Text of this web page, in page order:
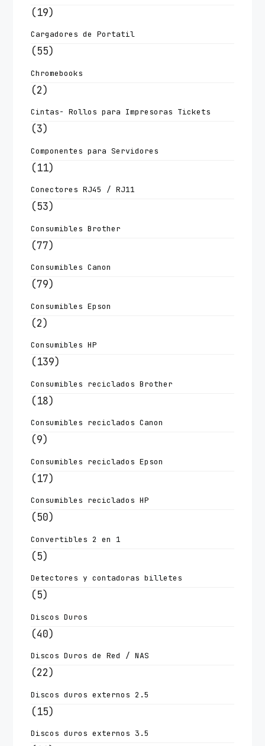
(19)
Cargadores de Portatil
(55)
Chromebooks
(2)
Cintas- Rollos para Impresoras Tickets
(3)
Componentes para Servidores
(11)
Conectores RJ45 / RJ11
(53)
Consumibles Brother
(77)
Consumibles Canon
(79)
Consumibles Epson
(2)
Consumibles HP
(139)
Consumibles reciclados Brother
(18)
Consumibles reciclados Canon
(9)
Consumibles reciclados Epson
(17)
Consumibles reciclados HP
(50)
Convertibles 2 en 1
(5)
Detectores y contadoras billetes
(5)
Discos Duros
(40)
Discos Duros de Red / NAS
(22)
Discos duros externos 2.5
(15)
Discos duros externos 3.5